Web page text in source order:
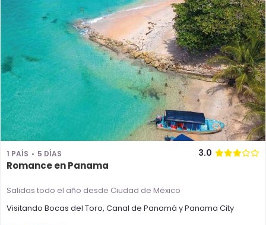
1 PAÍS 5 DÍAS 3.0
Romance en Panama
Salidas todo el año desde Ciudad de México
Visitando Bocas del Toro, Canal de Panamá yPanama City